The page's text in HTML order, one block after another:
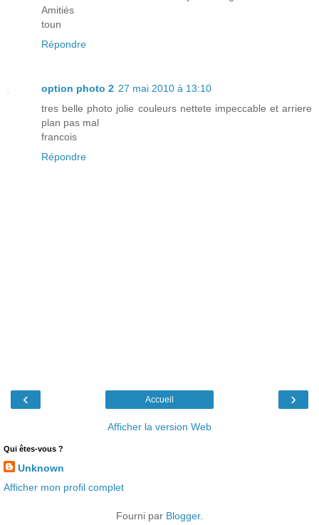
Amitiés
toun
Répondre
option photo 2 27 mai 2010 à 13:10
tres belle photo jolie couleurs nettete impeccable et arriere
plan pas mal
francois
Répondre
‹ ›
Accueil
Afficher la version Web
Qui êtes-vous ?
Unknown
Afficher mon profil complet
Fourni par Blogger.